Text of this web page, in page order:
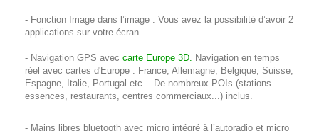
- Fonction Image dans l’image : Vous avez la possibilité d’avoir 2
applications sur votre écran.
- Navigation GPS avec carte Europe 3D. Navigation en temps
réel avec cartes d'Europe : France, Allemagne, Belgique, Suisse,
Espagne, Italie, Portugal etc... De nombreux POIs (stations
essences, restaurants, centres commerciaux...) inclus.
- Mains libres bluetooth avec micro intégré à l’autoradio et micro